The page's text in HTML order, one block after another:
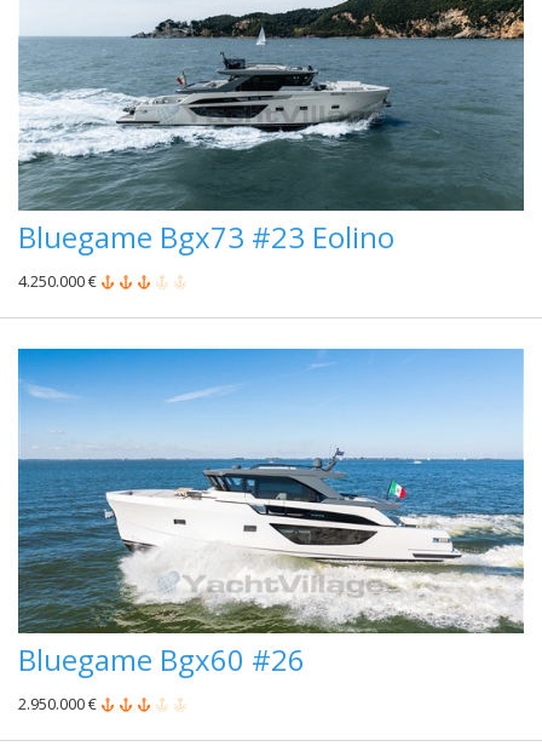
Bluegame Bgx73 #23 Eolino
4.250.000 €
Bluegame Bgx60 #26
2.950.000 €